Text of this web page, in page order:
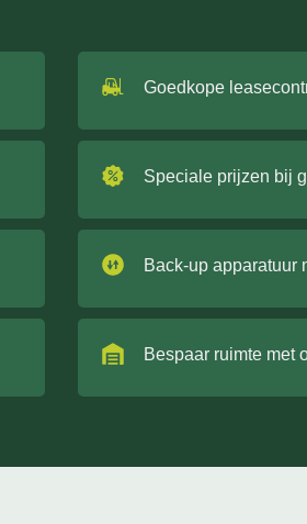
Goedkope
Speciale prijzen bij
Back-up apparatuur
Bespaar ruimte met